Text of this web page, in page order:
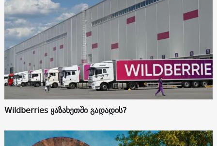
Wildberries ყაზახეთში გადადის?